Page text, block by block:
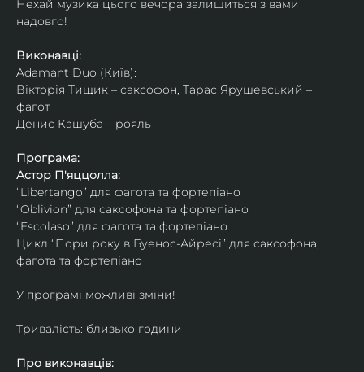
Нехай музика цього вечора залишиться з вами
надовго!
Виконавці:
Adamant Duo (Київ):
Вікторія Тищик – саксофон, Тарас Ярушевський –
фагот
Денис Кашуба – рояль
Програма:
Астор П'яццолла:
“Libertango” для фагота та фортепіано
“Oblivion” для саксофона та фортепіано
“Escolaso” для фагота та фортепіано
Цикл “Пори року в Буенос-Айресі” для саксофона,
фагота та фортепіано
У програмі можливі зміни!
Тривалість: близько години
Про виконавців: